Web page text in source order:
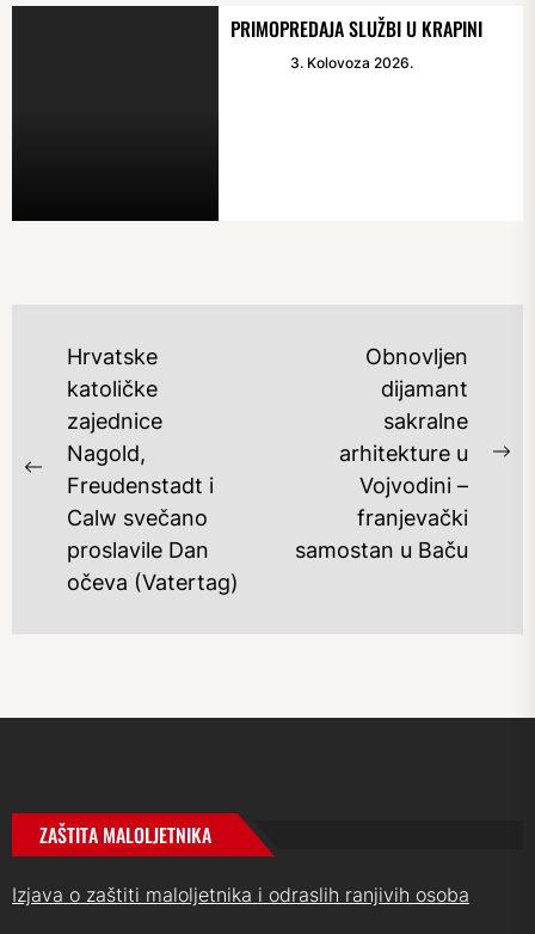
PRIMOPREDAJA SLUŽBI U KRAPINI
3. Kolovoza 2026.
NAVIGACIJA
OBJAVA
Previous
post:
Hrvatske
katoličke
zajednice
Nagold,
Freudenstadt i
Calw svečano
proslavile Dan
očeva (Vatertag)
Obnovljen
dijamant
sakralne
arhitekture u
Vojvodini –
franjevački
samostan u Baču
ZAŠTITA MALOLJETNIKA
Izjava o zaštiti maloljetnika i odraslih ranjivih osoba